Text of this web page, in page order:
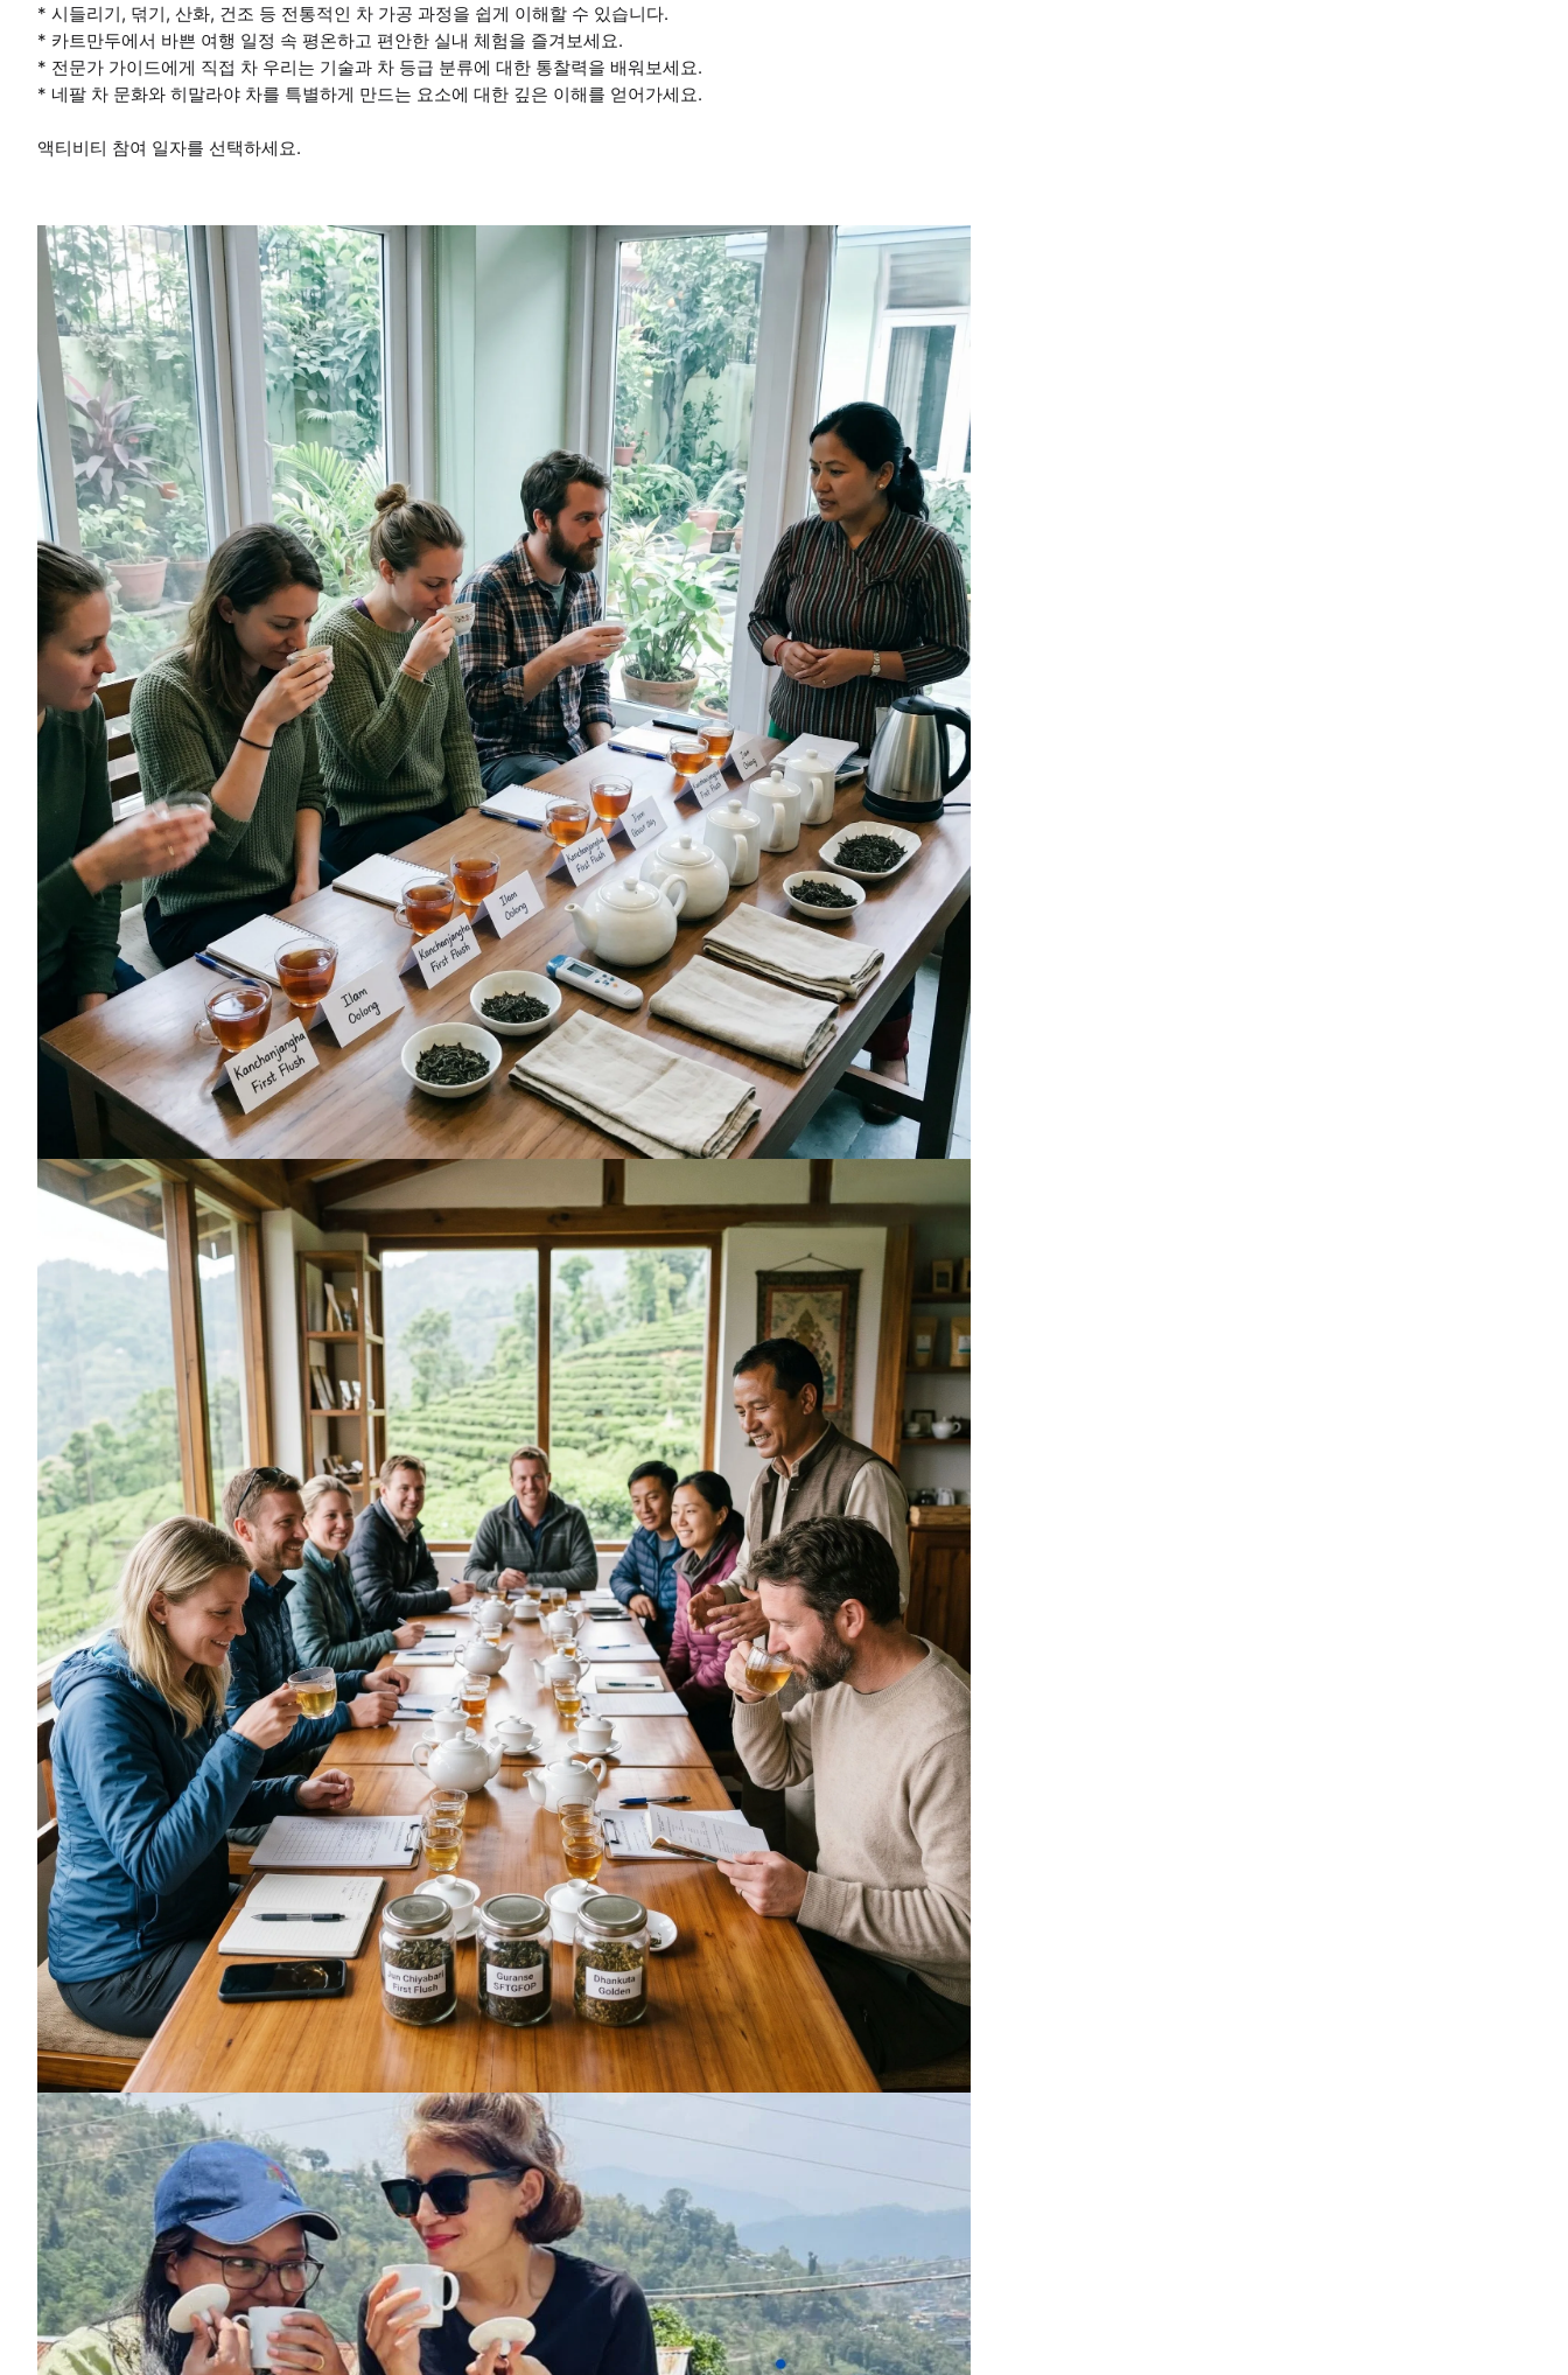
* 시들리기, 덖기, 산화, 건조 등 전통적인 차 가공 과정을 쉽게 이해할 수 있습니다.
* 카트만두에서 바쁜 여행 일정 속 평온하고 편안한 실내 체험을 즐겨보세요.
* 전문가 가이드에게 직접 차 우리는 기술과 차 등급 분류에 대한 통찰력을 배워보세요.
* 네팔 차 문화와 히말라야 차를 특별하게 만드는 요소에 대한 깊은 이해를 얻어가세요.
액티비티 참여 일자를 선택하세요.